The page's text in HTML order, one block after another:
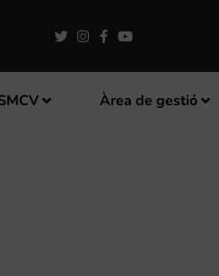
Àrea de gestió